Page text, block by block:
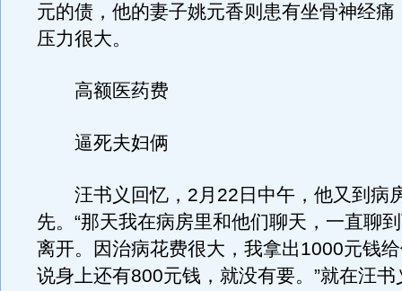
元的债，他的妻子姚元香则患有坐骨神经痛
压力很大。
高额医药费
逼死夫妇俩
汪书义回忆，2月22日中午，他又到病
先。“那天我在病房里和他们聊天，一直聊
离开。因治病花费很大，我拿出1000元钱
说身上还有800元钱，就没有要。”就在汪